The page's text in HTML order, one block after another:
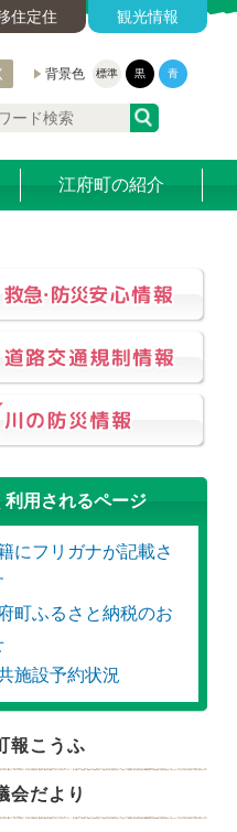
住定住
観光情報
背景色 標準 黒 青
江府町の紹介
利用されるページ
にフリガナが記載さ
町ふるさと納税のお
施設予約状況
報こうふ
会だより